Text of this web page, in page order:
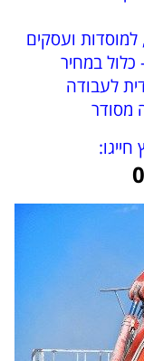
ועסקים
במחיר
לעבודה
מסודר